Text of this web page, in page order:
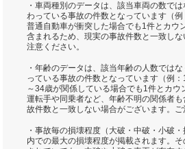
・車両種別のデータは、該当車両の数で
わっている事故の件数となっています（
普通自動車が衝突した場合でも1件とカウ
含まれるため、現実の事故件数と一致し
注意ください。
・年齢のデータは、該当年齢の人数では
っている事故の件数となっています（例
～34歳が関係している場合でも1件とカウ
運転手や同乗者など、年齢不明の関係者
故件数と一致しない場合がございます。ご
・事故毎の損壊程度（大破・中破・小破
内での最大の損壊程度が掲載されます。